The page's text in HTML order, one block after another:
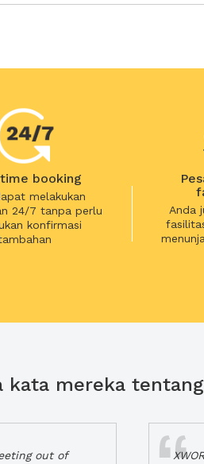
booking
melakukan
24/7 tanpa perlu
konfirmasi
Anda
kata mereka tentang
out of